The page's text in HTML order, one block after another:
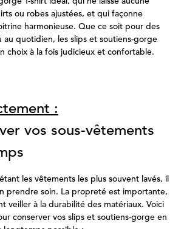
ou robes ajustées, et qui façonne
harmonieuse. Que ce soit pour des
au quotidien, les slips et soutiens-gorge
choix à la fois judicieux et confortable.
:
vos sous-vêtements
les vêtements les plus souvent lavés, il
prendre soin. La propreté est importante,
veiller à la durabilité des matériaux. Voici
conserver vos slips et soutiens-gorge en